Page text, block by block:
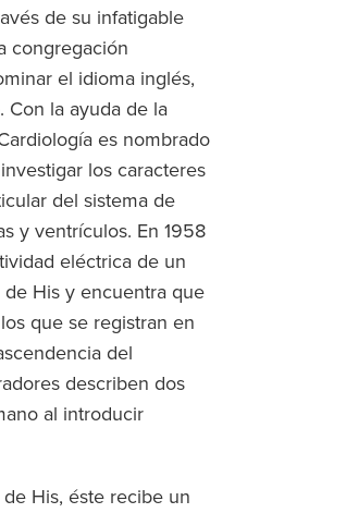
de su infatigable
congregación
el idioma inglés,
Con la ayuda de la
es nombrado
los caracteres
del sistema de
y ventrículos. En 1958
eléctrica de un
His y encuentra que
que se registran en
del
describen dos
al introducir
His, éste recibe un